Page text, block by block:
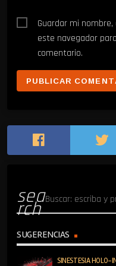
Guardar mi
este navegador
comentario.
sea
rch
SUGERENCIAS
SINESTESIA HOLO-